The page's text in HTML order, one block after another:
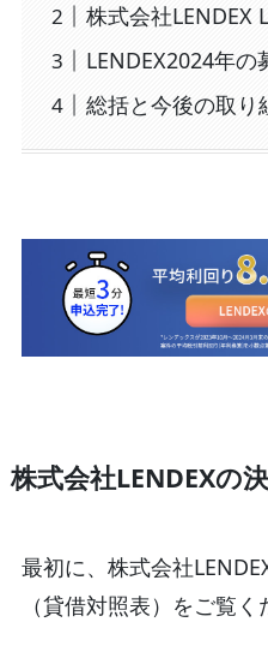
株式会社LENDEX
LENDEX2024年の
総括と今後の取り
株式会社LENDEXの
最初に、株式会社
（貸借対照表）をご覧く